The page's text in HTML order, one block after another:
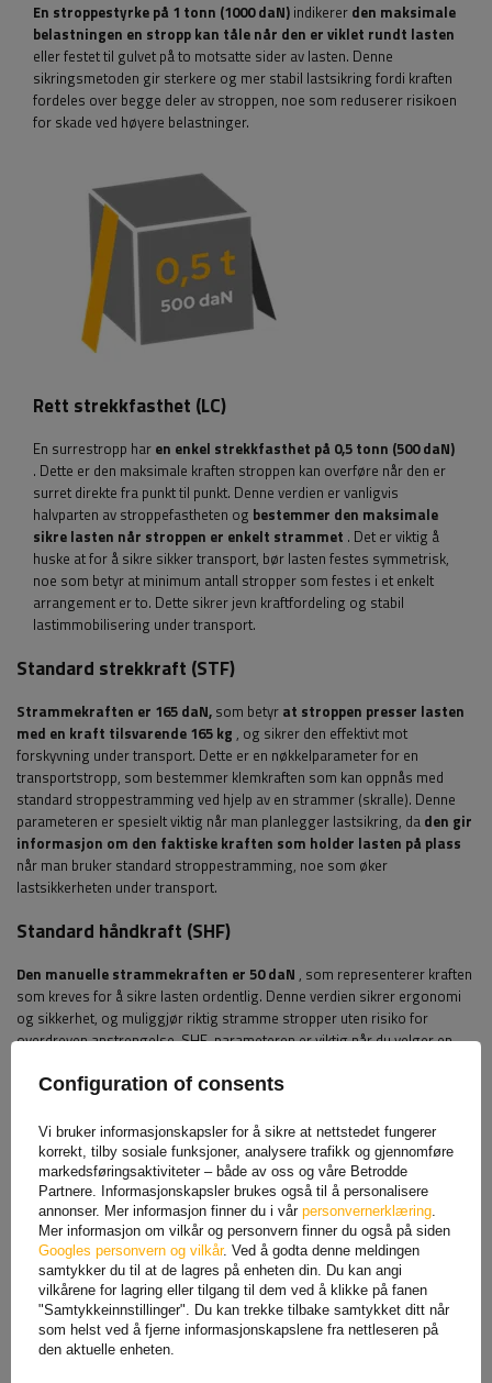
En stroppestyrke på 1 tonn (1000 daN) indikerer den maksimale
belastningen en stropp kan tåle når den er viklet rundt lasten
eller festet til gulvet på to motsatte sider av lasten. Denne
sikringsmetoden gir sterkere og mer stabil lastsikring fordi kraften
fordeles over begge deler av stroppen, noe som reduserer risikoen
for skade ved høyere belastninger.
Rett strekkfasthet (LC)
En surrestropp har en enkel strekkfasthet på 0,5 tonn (500 daN)
. Dette er den maksimale kraften stroppen kan overføre når den er
surret direkte fra punkt til punkt. Denne verdien er vanligvis
halvparten av stroppefastheten og bestemmer den maksimale
sikre lasten når stroppen er enkelt strammet . Det er viktig å
huske at for å sikre sikker transport, bør lasten festes symmetrisk,
noe som betyr at minimum antall stropper som festes i et enkelt
arrangement er to. Dette sikrer jevn kraftfordeling og stabil
lastimmobilisering under transport.
Standard strekkraft (STF)
Strammekraften er 165 daN, som betyr at stroppen presser lasten
med en kraft tilsvarende 165 kg , og sikrer den effektivt mot
forskyvning under transport. Dette er en nøkkelparameter for en
transportstropp, som bestemmer klemkraften som kan oppnås med
standard stroppestramming ved hjelp av en strammer (skralle). Denne
parameteren er spesielt viktig når man planlegger lastsikring, da den gir
informasjon om den faktiske kraften som holder lasten på plass
når man bruker standard stroppestramming, noe som øker
lastsikkerheten under transport.
Standard håndkraft (SHF)
Den manuelle strammekraften er 50 daN , som representerer kraften
som kreves for å sikre lasten ordentlig. Denne verdien sikrer ergonomi
og sikkerhet, og muliggjør riktig stramme stropper uten risiko for
overdreven anstrengelse. SHF-parameteren er viktig når du velger en
kreves for å sikre lasten effektivt og stabilt.
Maksimal utvidbarhet
Maksimal forlengelserefererer tilden prosentvise økningen i
lengden på en surrestropp under full belastning. Denne verdien,
uttrykt som en prosentandel, indikerer hvor mye stroppen kan strekkes
fra sin opprinnelige lengde.Maksimal forlengelse, vanligvis rundt 7 %
, lar stroppen absorbere støt og plutselige kraftendringer under
transport, noe som ytterligere beskytter lasten mot skade.
FOR NEDLASTING
Configuration of consents
Vi bruker informasjonskapsler for å sikre at nettstedet fungerer
korrekt, tilby sosiale funksjoner, analysere trafikk og gjennomføre
markedsføringsaktiviteter – både av oss og våre Betrodde
Partnere. Informasjonskapsler brukes også til å personalisere
annonser. Mer informasjon finner du i vår personvernerklæring
Mer informasjon om vilkår og personvern finner du også på siden
Googles personvern og vilkår. Ved å godta denne meldingen
samtykker du til at de lagres på enheten din. Du kan angi
vilkårene for lagring eller tilgang til dem ved å klikke på fanen
"Samtykkeinnstillinger". Du kan trekke tilbake samtykket ditt når
som helst ved å fjerne informasjonskapslene fra nettleseren på
den aktuelle enheten.